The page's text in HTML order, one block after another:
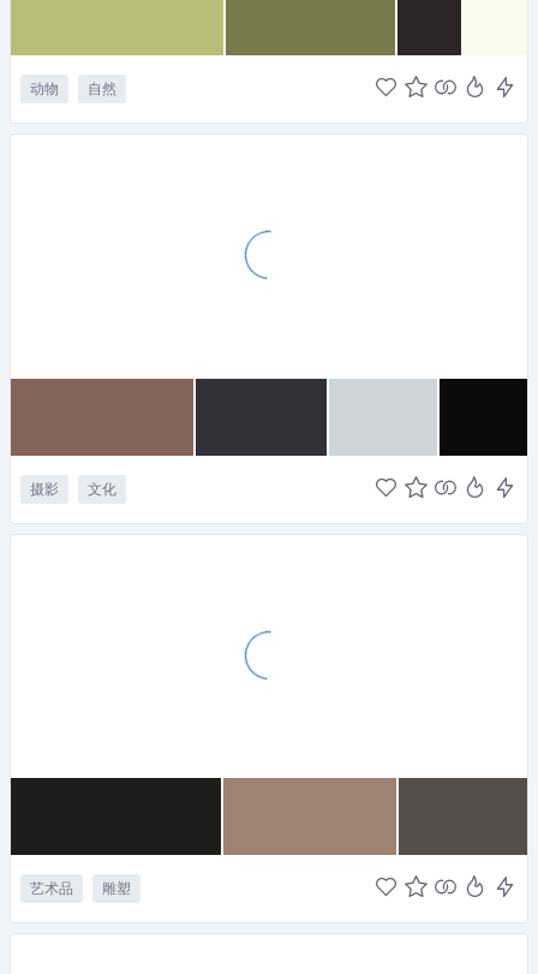
动物 自然
摄影 文化
艺术品 雕塑